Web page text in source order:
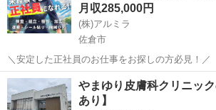
月収285,000円
(株)アルミラ
佐倉市
＼安定した正社員のお仕事をお探しの方必見！／ 「未経験から正社員
になれる？」 「すぐに働ける仕事が知りたい！
働きたい！」 ⇒ そんなアナタにピッタリの正社員求人をご紹介！ ※
もちろん契...
千葉 佐倉市 工場 未経験
やまゆり皮膚科クリニッ
あり】